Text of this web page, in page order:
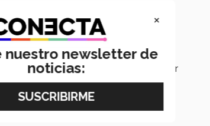
un establecimiento para comer, buscar
×
nuestro newsletter de
noticias: